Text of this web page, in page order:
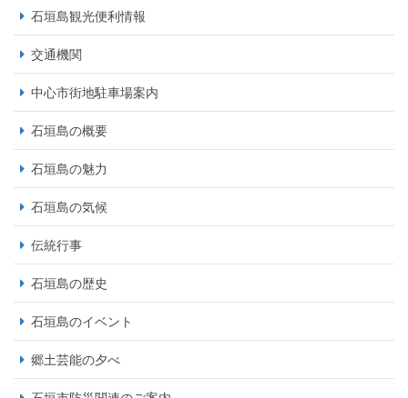
石垣島観光便利情報
交通機関
中心市街地駐車場案内
石垣島の概要
石垣島の魅力
石垣島の気候
伝統行事
石垣島の歴史
石垣島のイベント
郷土芸能の夕べ